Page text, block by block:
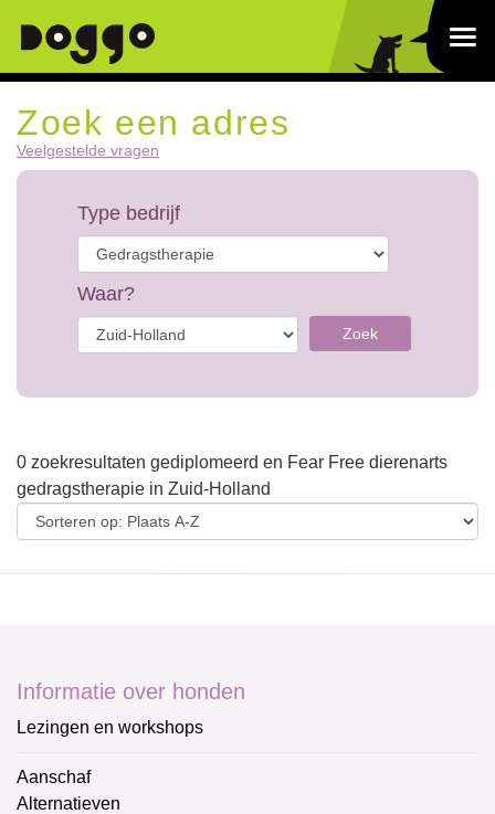
Zoek een adres
Veelgestelde vragen
Type bedrijf
Waar?
Zoek
0 zoekresultaten gediplomeerd en Fear Free dierenarts
gedragstherapie in Zuid-Holland
Informatie over honden
Lezingen en workshops
Aanschaf
Alternatieven